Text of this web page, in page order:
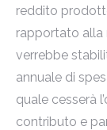
reddito
rapportato alla
verrebbe
annuale di
quale cesserà
contributo e